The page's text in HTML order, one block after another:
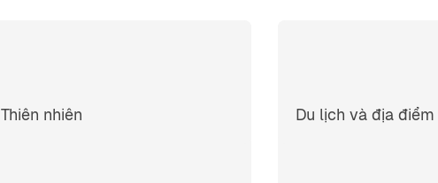
Thiên nhiên Du lịch và địa điểm